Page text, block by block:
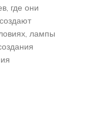
где они
лампы